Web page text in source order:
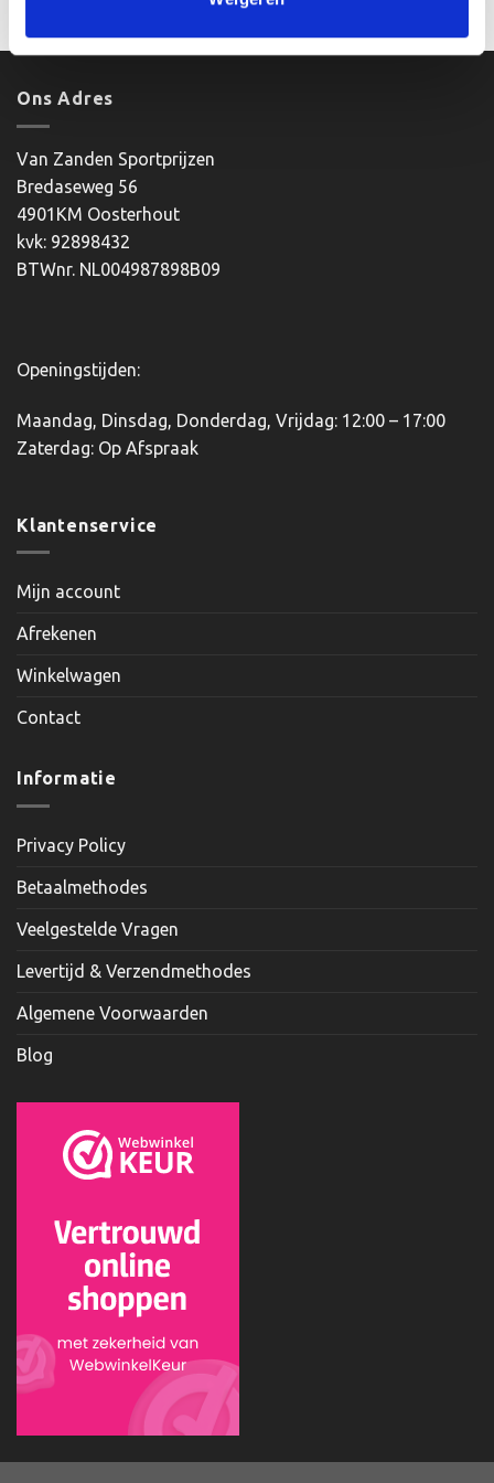
product
optie
kan
gekozen
worden
op
de
Ons Adres
Van Zanden Sportprijzen
Bredaseweg 56
4901KM Oosterhout
kvk: 92898432
BTWnr. NL004987898B09
Openingstijden:
Maandag, Dinsdag, Donderdag, Vrijdag: 12:00 – 17:00
Zaterdag: Op Afspraak
Klantenservice
Mijn account
Afrekenen
Winkelwagen
Contact
Informatie
Privacy Policy
Betaalmethodes
Veelgestelde Vragen
Levertijd & Verzendmethodes
Algemene Voorwaarden
Blog